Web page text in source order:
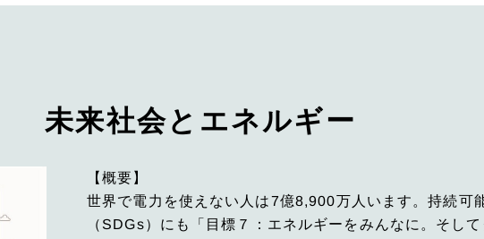
未来社会とエネルギー
【概要】
世界で電力を使えない人は7億8,900万人います。持続可
（SDGs）にも「目標７：エネルギーをみんなに。そし